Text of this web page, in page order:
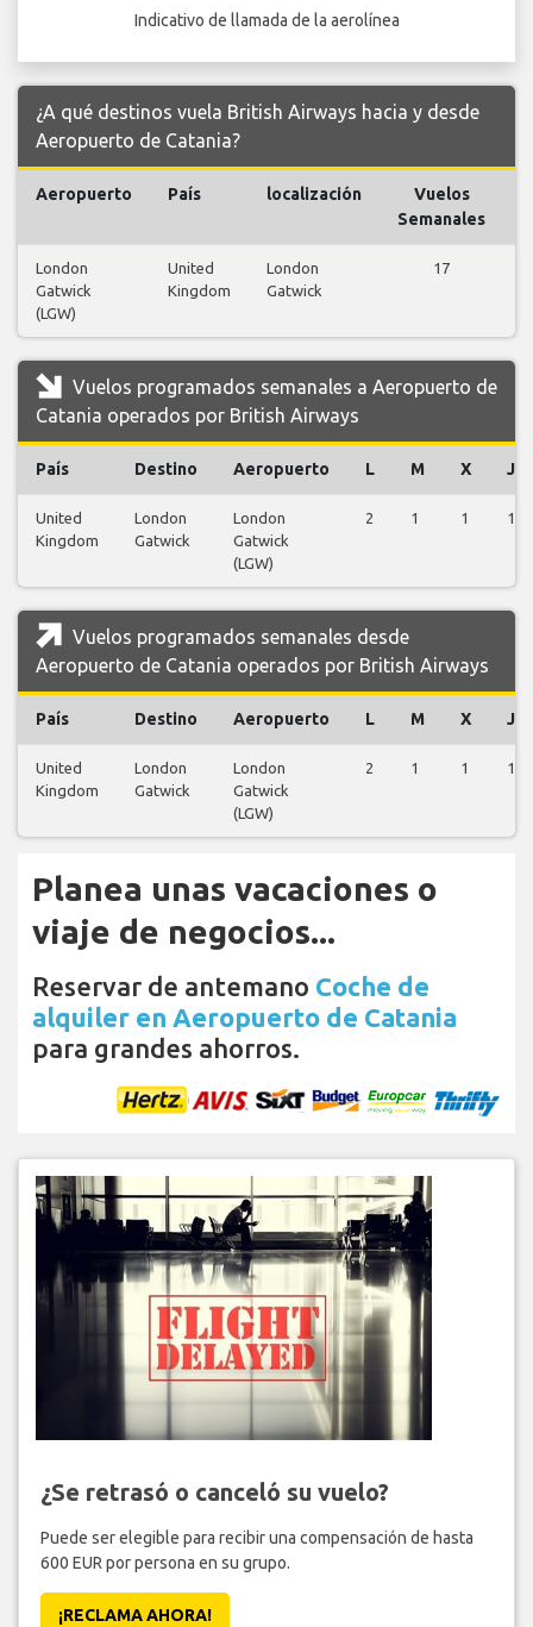
Indicativo de llamada de la aerolínea
¿A qué destinos vuela British Airways hacia y desde
Aeropuerto de Catania?
Aeropuerto País localización
Vuelos
Semanales
London
Gatwick
(LGW)
United
Kingdom
London
Gatwick
17
Vuelos programados semanales a Aeropuerto de
Catania operados por British Airways
País Destino Aeropuerto L M X J
United
Kingdom
London
Gatwick
London
Gatwick
(LGW)
2 1 1 1
Vuelos programados semanales desde
Aeropuerto de Catania operados por British Airways
País Destino Aeropuerto L M X J
United
Kingdom
London
Gatwick
London
Gatwick
(LGW)
2 1 1 1
Planea unas vacaciones o
viaje de negocios...
Reservar de antemano Coche de
alquiler en Aeropuerto de Catania
para grandes ahorros.
¿Se retrasó o canceló su vuelo?
Puede ser elegible para recibir una compensación de hasta
600 EUR por persona en su grupo.
¡RECLAMA AHORA!